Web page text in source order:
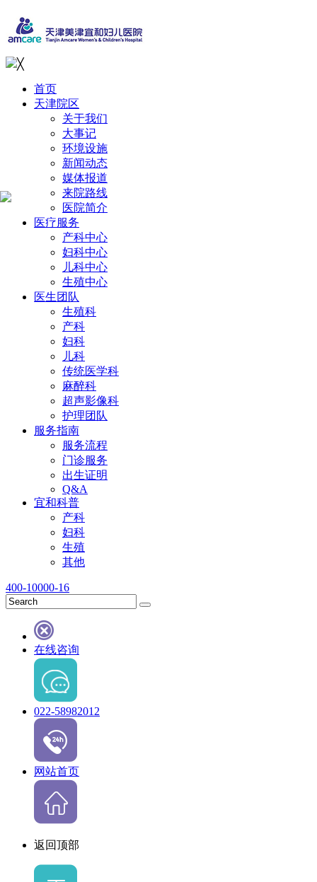
╳
首页
天津院区
关于我们
大事记
环境设施
新闻动态
媒体报道
来院路线
医院简介
医疗服务
产科中心
妇科中心
儿科中心
生殖中心
医生团队
生殖科
产科
妇科
儿科
传统医学科
麻醉科
超声影像科
护理团队
服务指南
服务流程
门诊服务
出生证明
Q&A
宜和科普
产科
妇科
生殖
其他
400-10000-16
在线咨询
022-58982012
网站首页
返回顶部